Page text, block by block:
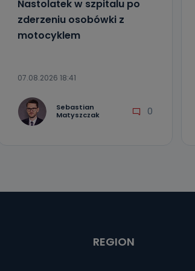
Nastolatek w szpitalu po
zderzeniu osobówki z
motocyklem
07.08.2026 18:41
Sebastian
Matyszczak
0
REGION